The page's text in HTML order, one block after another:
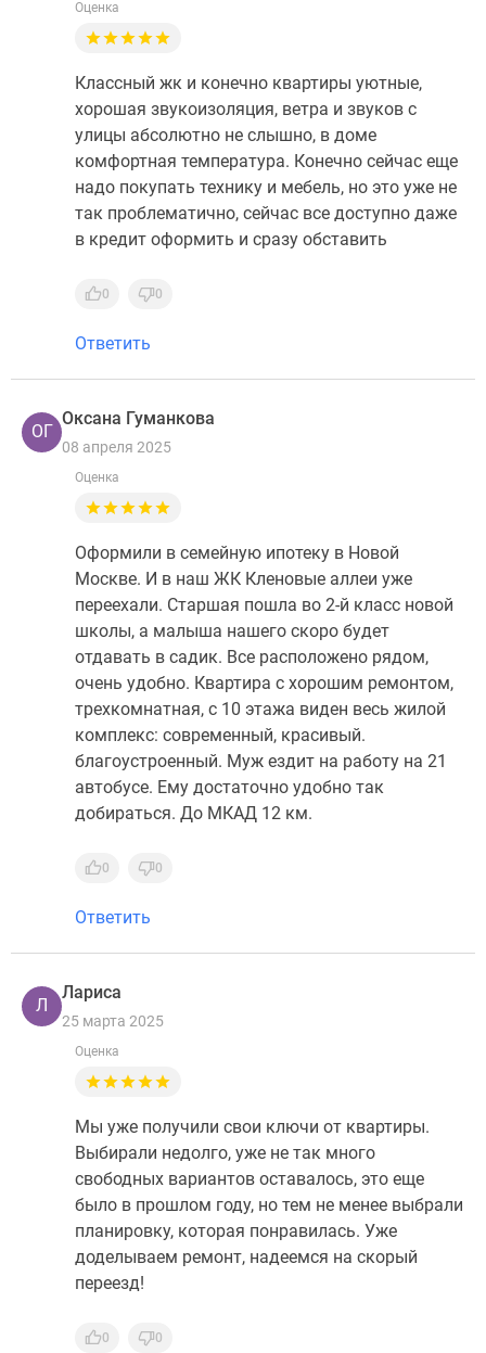
Оценка
Классный жк и конечно квартиры уютные,
хорошая звукоизоляция, ветра и звуков с
улицы абсолютно не слышно, в доме
комфортная температура. Конечно сейчас еще
надо покупать технику и мебель, но это уже не
так проблематично, сейчас все доступно даже
в кредит оформить и сразу обставить
0 0
Ответить
ОГ
Оксана Гуманкова
08 апреля 2025
Оценка
Оформили в семейную ипотеку в Новой
Москве. И в наш ЖК Кленовые аллеи уже
переехали. Старшая пошла во 2-й класс новой
школы, а малыша нашего скоро будет
отдавать в садик. Все расположено рядом,
очень удобно. Квартира с хорошим ремонтом,
трехкомнатная, с 10 этажа виден весь жилой
комплекс: современный, красивый.
благоустроенный. Муж ездит на работу на 21
автобусе. Ему достаточно удобно так
добираться. До МКАД 12 км.
0 0
Ответить
Л
Лариса
25 марта 2025
Оценка
Мы уже получили свои ключи от квартиры.
Выбирали недолго, уже не так много
свободных вариантов оставалось, это еще
было в прошлом году, но тем не менее выбрали
планировку, которая понравилась. Уже
доделываем ремонт, надеемся на скорый
переезд!
0 0